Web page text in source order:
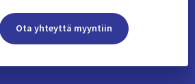
Ota yhteyttä myyntiin